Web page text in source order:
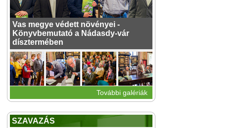
Vas megye védett növényei -
Könyvbemutató a Nádasdy-vár
dísztermében
További galériák
SZAVAZÁS